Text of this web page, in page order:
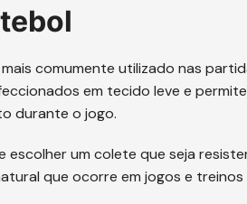
comumente utilizado nas
em tecido leve e
durante o jogo.
escolher um colete que seja
que ocorre em jogos e treinos